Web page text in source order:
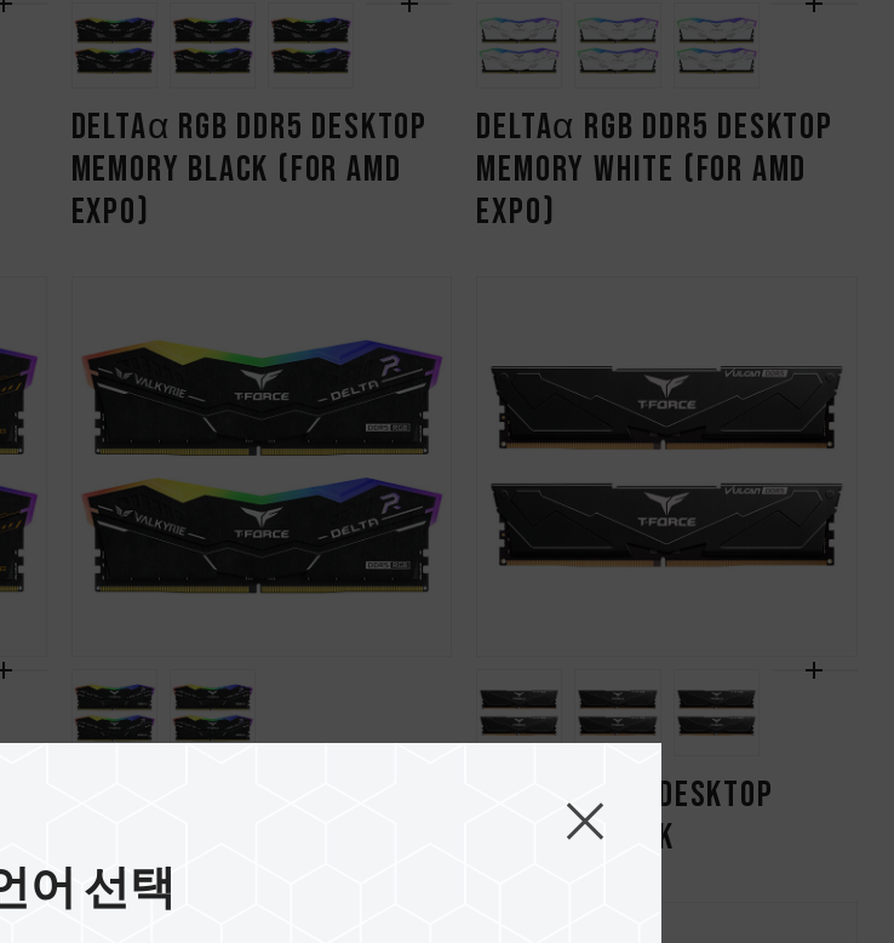
DELTAα RGB DDR5 DESKTOP
MEMORY BLACK (FOR AMD
EXPO)
DELTAα RGB DDR5 DESKTOP
MEMORY WHITE (FOR AMD
EXPO)
VULCAN DDR5 DESKTOP
MEMORY BLACK
어 선택